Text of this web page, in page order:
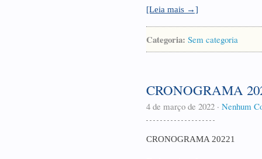
[Leia mais →]
Categoria: Sem categoria
CRONOGRAMA
4 de março de 2022 · Nenhum
CRONOGRAMA 20221